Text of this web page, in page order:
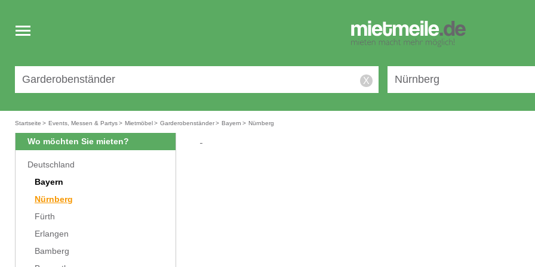
Toggle
navigation
X
Startseite > Events, Messen & Partys> Mietmöbel> Garderobenständer> Bayern > Nürnberg
Wo möchten Sie mieten?
Deutschland
Bayern
Nürnberg
Fürth
Erlangen
Bamberg